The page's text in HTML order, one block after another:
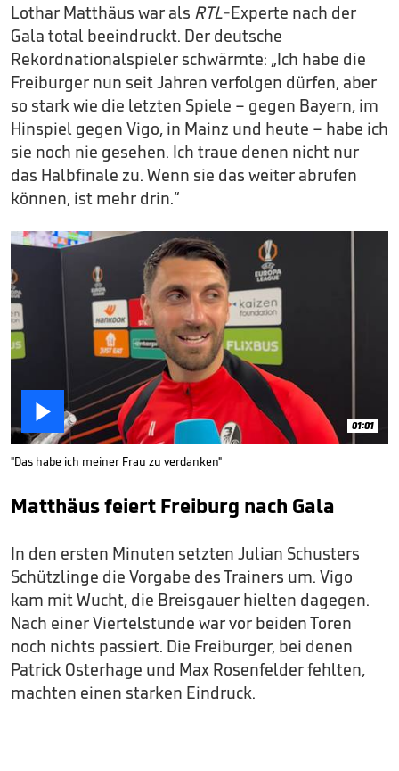
Lothar Matthäus war als RTL-Experte nach der
Gala total beeindruckt. Der deutsche
Rekordnationalspieler schwärmte: „Ich habe die
Freiburger nun seit Jahren verfolgen dürfen, aber
so stark wie die letzten Spiele – gegen Bayern, im
Hinspiel gegen Vigo, in Mainz und heute – habe ich
sie noch nie gesehen. Ich traue denen nicht nur
das Halbfinale zu. Wenn sie das weiter abrufen
können, ist mehr drin.“
 01:01
"Das habe ich meiner Frau zu verdanken"
Matthäus feiert Freiburg nach Gala
In den ersten Minuten setzten Julian Schusters
Schützlinge die Vorgabe des Trainers um. Vigo
kam mit Wucht, die Breisgauer hielten dagegen.
Nach einer Viertelstunde war vor beiden Toren
noch nichts passiert. Die Freiburger, bei denen
Patrick Osterhage und Max Rosenfelder fehlten,
machten einen starken Eindruck.